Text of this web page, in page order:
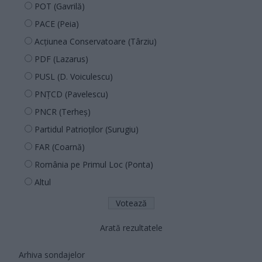
POT (Gavrilă)
PACE (Peia)
Acțiunea Conservatoare (Târziu)
PDF (Lazarus)
PUSL (D. Voiculescu)
PNȚCD (Pavelescu)
PNCR (Terheș)
Partidul Patrioților (Surugiu)
FAR (Coarnă)
România pe Primul Loc (Ponta)
Altul
Arată rezultatele
Arhiva sondajelor